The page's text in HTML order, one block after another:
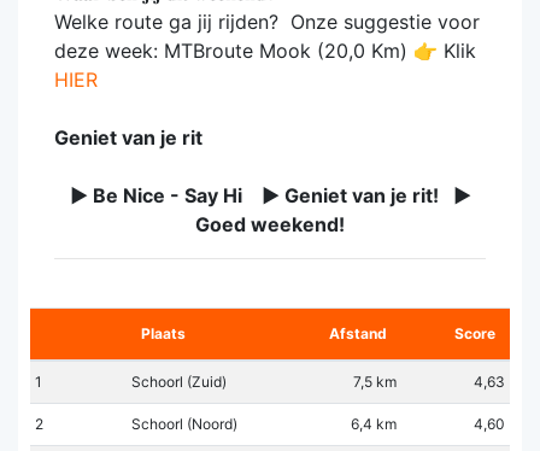
Welke route ga jij rijden? Onze suggestie voor
deze week: MTBroute Mook (20,0 Km) 👉 Klik
HIER
Geniet van je rit
► Be Nice - Say Hi ► Geniet van je rit! ►
Goed weekend!
Plaats Afstand Score
1 Schoorl (Zuid) 7,5 km 4,63
2 Schoorl (Noord) 6,4 km 4,60